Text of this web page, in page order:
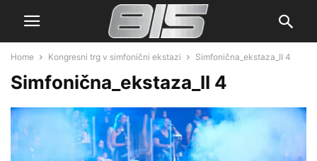
Home Kongresni trg v simfonični ekstazi Simfonična_ekstaza_II 4
Simfonična_ekstaza_II 4